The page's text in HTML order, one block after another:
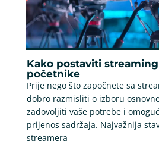
Kako postaviti
početnike
Prije nego što započnete sa
dobro razmisliti o izboru
zadovoljiti vaše potrebe i
prijenos sadržaja. Najvažnija
streamera